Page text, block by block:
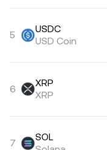
5
USDC
USD Coin
6
XRP
XRP
7
SOL